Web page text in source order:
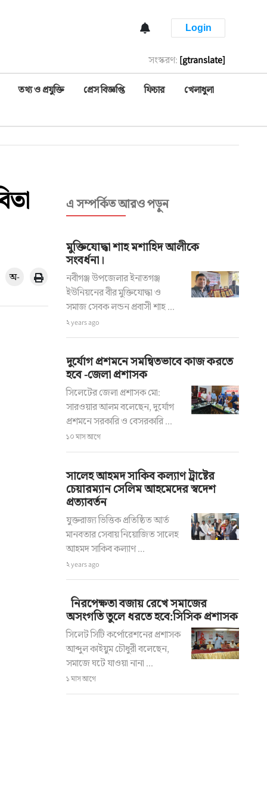
Login
সংস্করণ: [gtranslate]
তথ্য ও প্রযুক্তি প্রেস বিজ্ঞপ্তি ফিচার খেলাধুলা
অ-
এ সম্পর্কিত আরও পড়ুন
মুক্তিযোদ্ধা শাহ মশাহিদ আলীকে
সংবর্ধনা।
নবীগঞ্জ উপজেলার ইনাতগঞ্জ
ইউনিয়নের বীর মুক্তিযোদ্ধা ও
সমাজ সেবক লন্ডন প্রবাসী শাহ ...
২ years ago
দুর্যোগ প্রশমনে সমন্বিতভাবে কাজ করতে
হবে -জেলা প্রশাসক
সিলেটের জেলা প্রশাসক মো:
সারওয়ার আলম বলেছেন, দুর্যোগ
প্রশমনে সরকারি ও বেসরকারি ...
১০ মাস আগে
সালেহ আহমদ সাকিব কল্যাণ ট্রাষ্টের
চেয়ারম্যান সেলিম আহমেদের স্বদেশ
প্রত্যাবর্তন
যুক্তরাজ্য ভিত্তিক প্রতিষ্ঠিত আর্ত
মানবতার সেবায় নিয়োজিত সালেহ
আহমদ সাকিব কল্যাণ ...
২ years ago
নিরপেক্ষতা বজায় রেখে সমাজের
অসংগতি তুলে ধরতে হবে:সিসিক প্রশাসক
সিলেট সিটি কর্পোরেশনের প্রশাসক
আব্দুল কাইয়ুম চৌধুরী বলেছেন,
সমাজে ঘটে যাওয়া নানা ...
১ মাস আগে